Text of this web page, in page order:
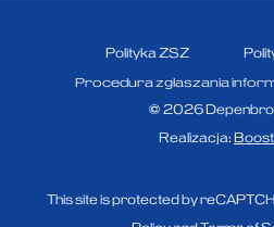
©2026
Realizacja:
Polityka ZSZ
Procedura zgłaszania
This site is protected by